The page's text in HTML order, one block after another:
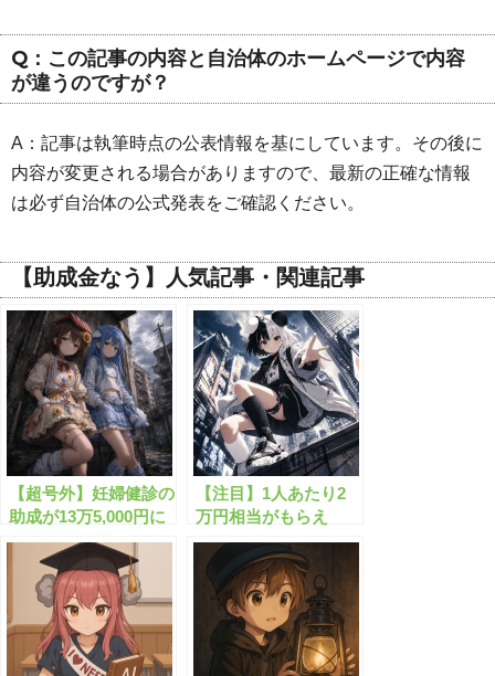
Q：この記事の内容と自治体のホームページで内容
が違うのですが？
A：記事は執筆時点の公表情報を基にしています。その後に
内容が変更される場合がありますので、最新の正確な情報
は必ず自治体の公式発表をご確認ください。
【助成金なう】人気記事・関連記事
【超号外】妊婦健診の
助成が13万5,000円に
拡充！自己負担を大き
く減らせます！
【注目】1人あたり2
万円相当がもらえ
る”生活支援金”と
は？